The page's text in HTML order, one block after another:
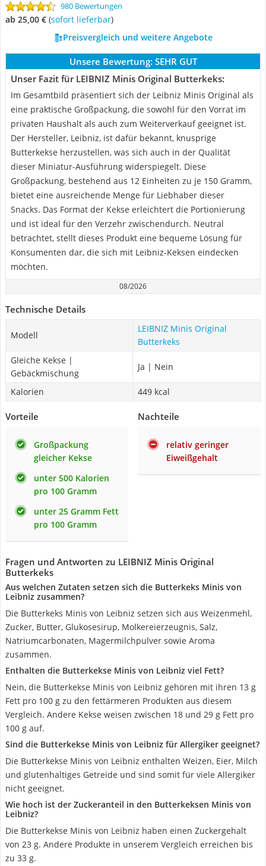
980 Bewertungen
ab 25,00 € ( Sofort lieferbar)
Preisvergleich und weitere Angebote
Unsere Bewertung: SEHR GUT
Unser Fazit für LEIBNIZ Minis Original Butterkeks:
Im Gesamtbild präsentiert sich der Leibniz Minis Original als
eine praktische Großpackung, die sowohl für den Vorrat im
privaten Haushalt als auch zum Weiterverkauf geeignet ist.
Der Hersteller, Leibniz, ist dafür bekannt, knusprige
Butterkekse herzustellen, was sich auch in der Qualität
dieser Miniatur-Ausführung widerspiegelt. Diese
Großpackung, bestehend aus 12 Einheiten zu je 150 Gramm,
bietet eine ausreichende Menge für Liebhaber dieser
Snacks. Das Format der Kekse erleichtert die Portionierung
und ist ideal für den Verzehr zwischendurch. Neutral
betrachtet, stellt dieses Produkt eine bequeme Lösung für
Konsumenten dar, die sich mit Leibniz-Keksen eindecken
möchten.
08/2026
Technische Details
Modell
LEIBNIZ Minis Original
Butterkeks
Gleiche Kekse |
Gebäckmischung
Ja | Nein
Kalorien 449 kcal
Vorteile
Großpackung
gleicher Kekse
unter 500 Kalorien
pro 100 Gramm
unter 25 Gramm Fett
pro 100 Gramm
Nachteile
relativ geringer
Eiweißgehalt
Fragen und Antworten zu LEIBNIZ Minis Original
Butterkeks
Aus welchen Zutaten setzen sich die Butterkeks Minis von
Leibniz zusammen?
Die Butterkeks Minis von Leibniz setzen sich aus Weizenmehl,
Zucker, Butter, Glukosesirup, Molkereierzeugnis, Salz,
Natriumcarbonaten, Magermilchpulver sowie Aroma
zusammen.
Enthalten die Butterkekse Minis von Leibniz viel Fett?
Nein, die Butterkekse Minis von Leibniz gehören mit ihren 13 g
Fett pro 100 g zu den fettärmeren Produkten aus diesem
Vergleich. Andere Kekse weisen zwischen 18 und 29 g Fett pro
100 g auf.
Sind die Butterkekse Minis von Leibniz für Allergiker geeignet?
Die Butterkekse Minis von Leibniz enthalten Weizen, Eier, Milch
und glutenhaltiges Getreide und sind somit für viele Allergiker
nicht geeignet.
Wie hoch ist der Zuckeranteil in den Butterkeksen Minis von
Leibniz?
Die Butterkekse Minis von Leibniz haben einen Zuckergehalt
von 23 g. Andere Produkte in unserem Vergleich erreichen bis
zu 33 g.